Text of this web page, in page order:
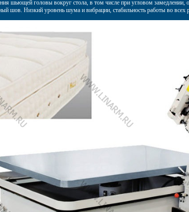
шьющей головы вокруг стола, в том числе при угловом
шов. Низкий уровень шума и вибрации, стабильность работы во всех